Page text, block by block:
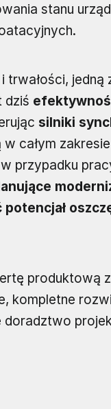
stanu
trwałości,
dziś
silniki
całym
przypadku
produktową
kompletne
doradztwo